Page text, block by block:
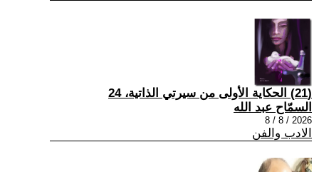
(21) الحكاية الأولى من سيرتي الذاتية، 24
السمّاح عبد الله
2026 / 8 / 8
الادب والفن